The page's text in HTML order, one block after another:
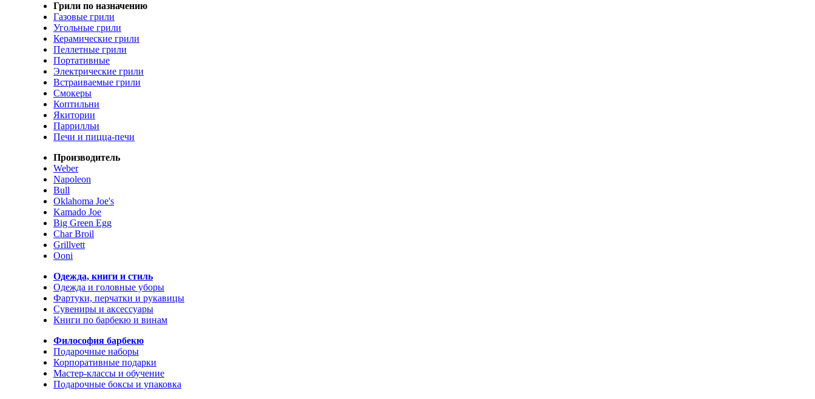
Грили по назначению
Газовые грили
Угольные грили
Керамические грили
Пеллетные грили
Портативные
Электрические грили
Встраиваемые грили
Смокеры
Коптильни
Якитории
Паррилльи
Печи и пицца-печи
Производитель
Weber
Napoleon
Bull
Oklahoma Joe's
Kamado Joe
Big Green Egg
Char Broil
Grillvett
Ooni
Одежда, книги и стиль
Одежда и головные уборы
Фартуки, перчатки и рукавицы
Сувениры и аксессуары
Книги по барбекю и винам
Философия барбекю
Подарочные наборы
Корпоративные подарки
Мастер-классы и обучение
Подарочные боксы и упаковка